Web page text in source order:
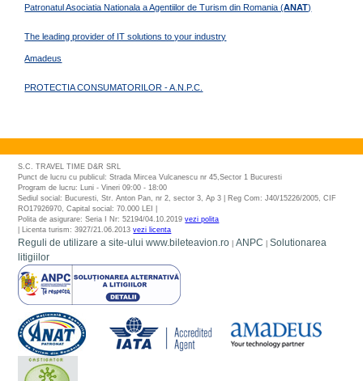
Patronatul Asociatia Nationala a Agentiilor de Turism din Romania (ANAT)
The leading provider of IT solutions to your industry
Amadeus
PROTECTIA CONSUMATORILOR - A.N.P.C.
S.C. TRAVEL TIME D&R SRL
Punct de lucru cu publicul: Strada Mircea Vulcanescu nr 45,Sector 1 Bucuresti
Program de lucru: Luni - Vineri 09:00 - 18:00
Sediul social: Bucuresti, Str. Anton Pan, nr 2, sector 3, Ap 3 | Reg Com: J40/15226/2005, CIF
RO17926970, Capital social: 70.000 LEI |
Polita de asigurare: Seria I Nr: 52194/04.10.2019vezi polita
| Licenta turism: 3927/21.06.2013vezi licenta
Reguli de utilizare a site-ului www.bileteavion.ro |ANPC |Solutionarea
litigiilor